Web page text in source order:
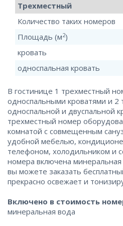
Трехместный
Количество таких номеров
Площадь (м2)
кровать
односпальная кровать
В гостинице 1 трехместный
односпальными кроватями и 2
односпальной и двуспальной
трехместный номер
комнатой с совмещенным
удобной мебелью,
телефоном, холодильником и
номера включена
вы можете заказать
прекрасно освежает и
Включено в стоимость
минеральная вода